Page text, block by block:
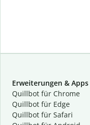
Erweiterungen & Apps
Quillbot für Chrome
Quillbot für Edge
Quillbot für Safari